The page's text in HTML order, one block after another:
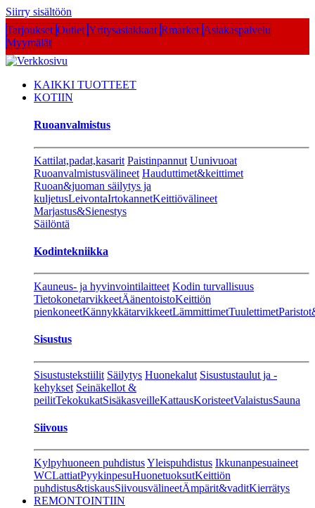
Siirry sisältöön
Tarjoukset Outlet Yritysasiakkaat Rmarket Asiakaspalvelu
Myymälät
KAIKKI TUOTTEET
KOTIIN
Ruoanvalmistus
Kattilat,padat,kasarit Paistinpannut Uunivuoat
Ruoanvalmistusvälineet Hauduttimet&keittimet
Ruoan&juoman säilytys ja
kuljetusLeivontaIrtokannetKeittiövälineet
Marjastus&Sienestys
Säilöntä
Kodintekniikka
Kauneus- ja hyvinvointilaitteet Kodin turvallisuus
TietokonetarvikkeetÄänentoistoKeittiön
pienkoneetKännykkätarvikkeetLämmittimetTuulettimet
Sisustus
Sisustustekstiilit Säilytys Huonekalut Sisustustaulut ja -
kehykset Seinäkellot &
peilitTekokukatSisäkasveilleKattausKoristeetValaistusSauna
Siivous
Kylpyhuoneen puhdistusYleispuhdistus Ikkunanpesuaineet
WCLattiatPyykinpesuHuonetuoksutKeittiön
puhdistus&tiskausSiivousvälineetÄmpärit&vaditKierrätys
REMONTOINTIIN